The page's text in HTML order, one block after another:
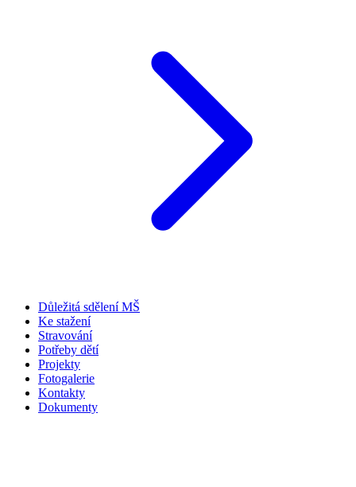
Důležitá sdělení MŠ
Ke stažení
Stravování
Potřeby dětí
Projekty
Fotogalerie
Kontakty
Dokumenty